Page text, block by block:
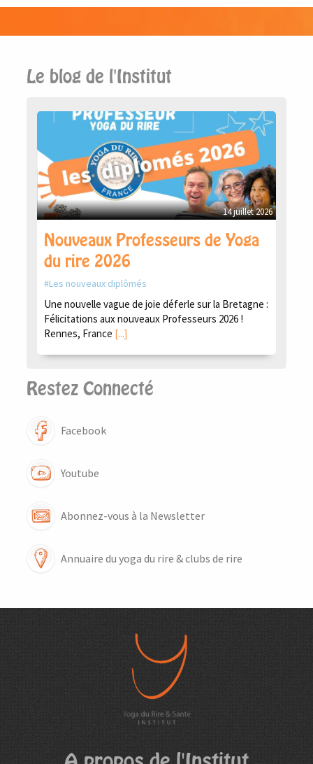
Le blog de l'Institut
14 juillet 2026
Nouveaux Professeurs de Yoga
du rire 2026
Les nouveaux diplômés
Une nouvelle vague de joie déferle sur la Bretagne :
Félicitations aux nouveaux Professeurs 2026 !
Rennes, France [...]
Restez Connecté
Facebook
Youtube
Abonnez-vous à la Newsletter
Annuaire du yoga du rire & clubs de rire